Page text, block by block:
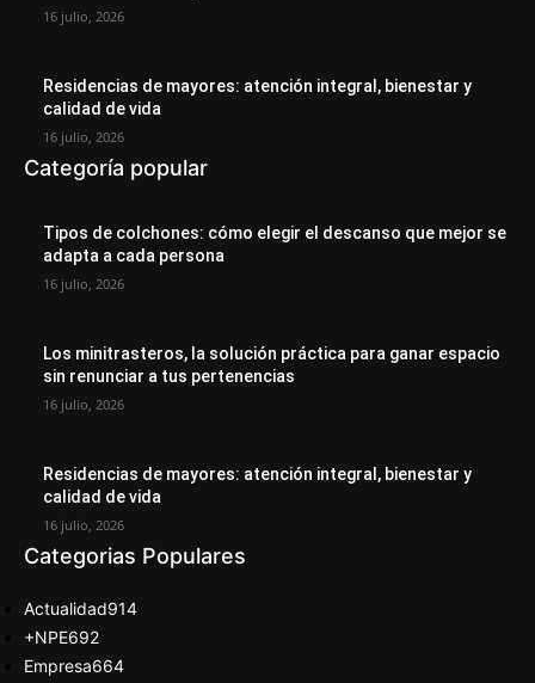
16 julio, 2026
Residencias de mayores: atención integral, bienestar y
calidad de vida
16 julio, 2026
Categoría popular
Tipos de colchones: cómo elegir el descanso que mejor se
adapta a cada persona
16 julio, 2026
Los minitrasteros, la solución práctica para ganar espacio
sin renunciar a tus pertenencias
16 julio, 2026
Residencias de mayores: atención integral, bienestar y
calidad de vida
16 julio, 2026
Categorias Populares
Actualidad914
+NPE692
Empresa664